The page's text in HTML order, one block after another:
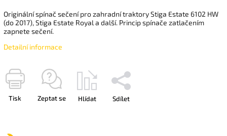
Originální spínač sečení pro zahradní traktory Stiga Estate 6102 HW
(do 2017), Stiga Estate Royal a další. Princip spínače zatlačením
zapnete sečení.
Detailní informace
Tisk Zeptat se Hlídat Sdílet